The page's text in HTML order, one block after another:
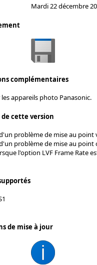
Mardi 22 décembre
complémentaires
appareils photo Panasonic.
cette version
problème de mise au point
problème de mise au
l'option LVF Frame Rate
de mise à jour